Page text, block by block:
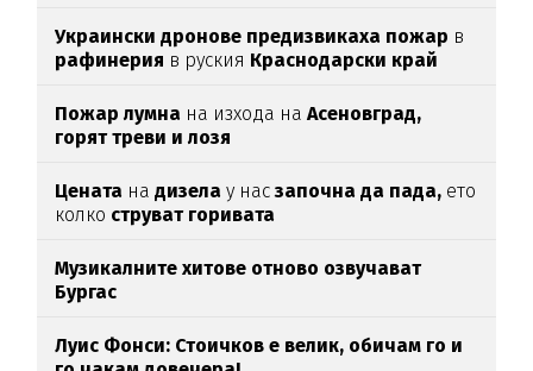
Украински дронове предизвикаха пожар в
рафинерия в руския Краснодарски край
Пожар лумна на изхода наАсеновград,
горят треви и лозя
Цената надизела у насзапочна да пада, ето
колко струват горивата
Музикалните хитове отново озвучават
Бургас
Луис Фонси: Стоичков е велик, обичам го и